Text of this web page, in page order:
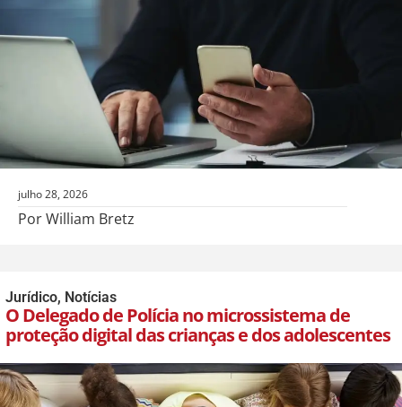
julho 28, 2026
Por William Bretz
Jurídico, Notícias
O Delegado de Polícia no microssistema de
proteção digital das crianças e dos adolescentes